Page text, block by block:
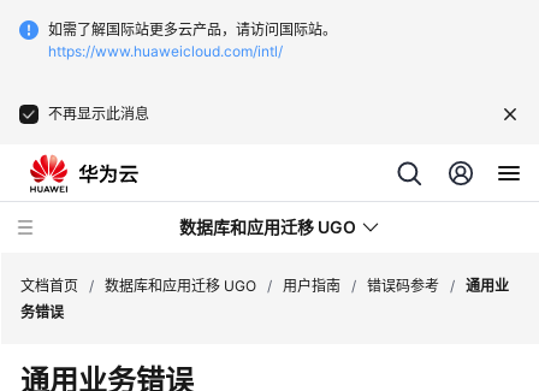
如需了解国际站更多云产品，请访问国际站。
https://www.huaweicloud.com/intl/
不再显示此消息
数据库和应用迁移 UGO
最
文档首页 / 数据库和应用迁移 UGO / 用户指南 / 错误码参考 / 通用业
务错误
通用业务错误